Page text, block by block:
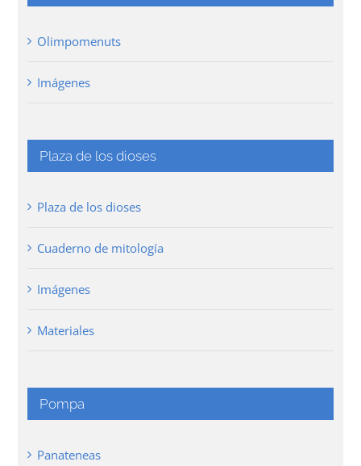
Olimpomenuts
Imágenes
Plaza de los dioses
Plaza de los dioses
Cuaderno de mitología
Imágenes
Materiales
Pompa
Panateneas